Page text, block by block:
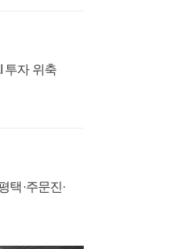
투자 위축
택·주문진·